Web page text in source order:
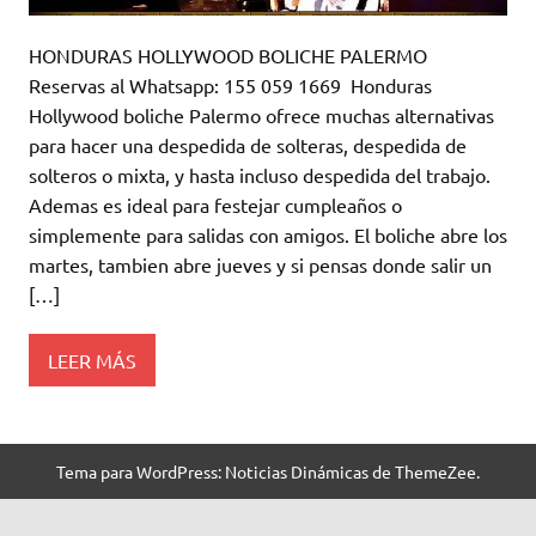
HONDURAS HOLLYWOOD BOLICHE PALERMO
Reservas al Whatsapp: 155 059 1669 Honduras
Hollywood boliche Palermo ofrece muchas alternativas
para hacer una despedida de solteras, despedida de
solteros o mixta, y hasta incluso despedida del trabajo.
Ademas es ideal para festejar cumpleaños o
simplemente para salidas con amigos. El boliche abre los
martes, tambien abre jueves y si pensas donde salir un
[…]
LEER MÁS
Tema para WordPress: Noticias Dinámicas de ThemeZee.